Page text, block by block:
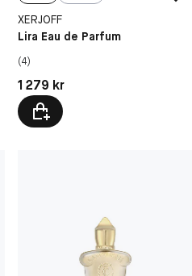
XERJOFF
Lira Eau de Parfum
(4)
Pris: 1 279 kr
1 279 kr